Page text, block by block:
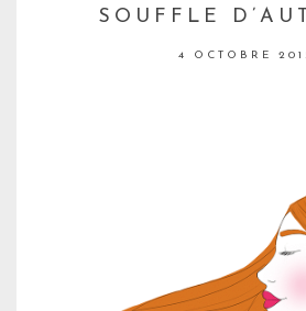
SOUFFLE
4 OCTOBRE